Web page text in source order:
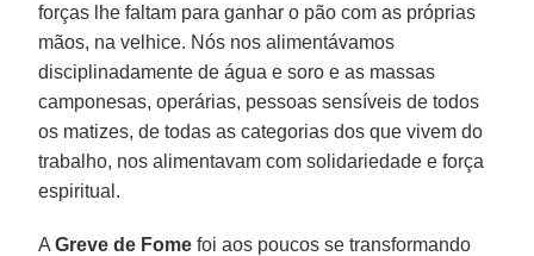
forças lhe faltam para ganhar o pão com as próprias
mãos, na velhice. Nós nos alimentávamos
disciplinadamente de água e soro e as massas
camponesas, operárias, pessoas sensíveis de todos
os matizes, de todas as categorias dos que vivem do
trabalho, nos alimentavam com solidariedade e força
espiritual.
AGreve de Fome foi aos poucos se transformando